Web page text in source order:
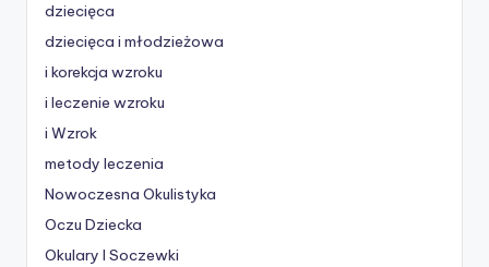
dziecięca
dziecięca i młodzieżowa
i korekcja wzroku
i leczenie wzroku
i Wzrok
metody leczenia
Nowoczesna Okulistyka
Oczu Dziecka
Okulary I Soczewki